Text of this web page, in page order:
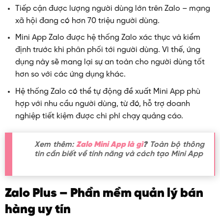
Tiếp cận được lượng người dùng lớn trên Zalo – mạng
xã hội đang có hơn 70 triệu người dùng.
Mini App Zalo được hệ thống Zalo xác thực và kiểm
định trước khi phân phối tới người dùng. Vì thế, ứng
dụng này sẽ mang lại sự an toàn cho người dùng tốt
hơn so với các ứng dụng khác.
Hệ thống Zalo có thể tự động đề xuất Mini App phù
hợp với nhu cầu người dùng, từ đó, hỗ trợ doanh
nghiệp tiết kiệm được chi phí chạy quảng cáo.
Xem thêm: Zalo Mini App là gì?Toàn bộ thông
tin cần biết về tính năng và cách tạo Mini App
Zalo Plus – Phần mềm quản lý bán
hàng uy tín